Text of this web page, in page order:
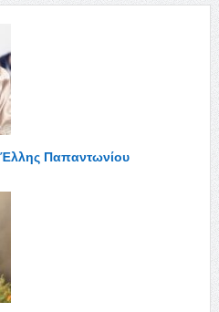
Έλλης Παπαντωνίου